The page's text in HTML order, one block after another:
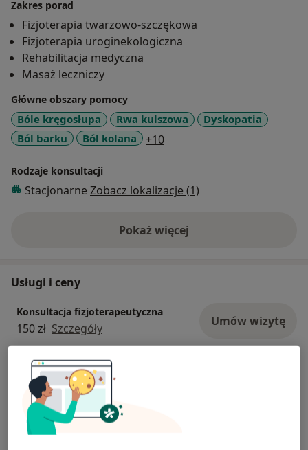
- bolesne miesiączkowanie,
- zaburzenia seksualne,
- obniżenie pęcherza i narządów rodnych,
- bóle w obrębie miednicy i kręgosłupa,
endometrioza,
- rozejścia mięśni prostych brzucha,
- blizny po cesarskim cieniu, nacięciu i pęknięciu
krocza,
rozejścia spojenia łonowego.
Doświadczenie zdobyłam na różnych kursach
doszkalających:
- Techniki Aktywnego Rozluźniania (TAR) wg
Ciechomskiego
- Dysbalans mięśniowy. Analiza funkcjonalna pacjenta
(DYS) wg Ciechomskiego
- Fizjoterapia w nietrzymaniu moczu i stolca oraz
obniżeniu narządów miednicy mniejszej
- Osteopatyczne podejście do terapii kobiet w ciąży i
po porodzie
- Terapia wisceralna
- Badanie i fizjoterapia funkcjonalna w uszkodzeniach
Zakres porad
Fizjoterapia twarzowo-szczękowa
Fizjoterapia uroginekologiczna
Rehabilitacja medyczna
Masaż leczniczy
Główne obszary pomocy
Bóle kręgosłupa Rwa kulszowa
Dyskopatia
Ból barku
Ból kolana +10a11y_sr_more_diseases
Rodzaje konsultacji
Stacjonarne Zobacz lokalizacje (1)
Pokaż więcejo doświadczeniu
Usługi i ceny
Konsultacja fizjoterapeutyczna
150 zł Szczegóły Umów wizytę
Fizjoterapia uroginekologiczna -
bóle miesiączkowe i endometrioza
Od 150 zł Szczegóły
Terapia mięśniowo-powięziowa